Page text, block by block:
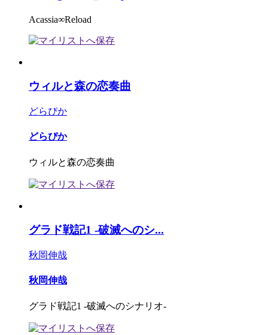
Acassia∞Reload
ウィルと森の恋奏曲
どらぴか
どらぴか
ウィルと森の恋奏曲
グラド戦記1 -破滅へのシ...
秋岡伸哉
秋岡伸哉
グラド戦記1 -破滅へのシナリオ-